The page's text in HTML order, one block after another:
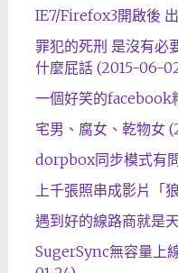
IE7/Firefox3開啟後
罪犯的死刑 是沒有必
什麼屁話 (2015-06-
一個好笑的facebook
宅男、腐女、乾物女
dorpbox同步模式有
上千張照串成影片
遇到好的線路商就是
SugerSync無容量上